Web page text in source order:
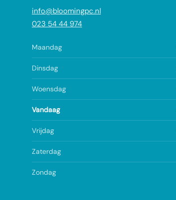
info@bloomingpc.nl
023 54 44 974
Maandag
Dinsdag
Woensdag
Vandaag
Vrijdag
Zaterdag
Zondag